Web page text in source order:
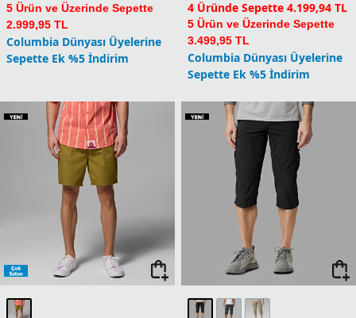
Silver Ridge Utility Erkek
Kargo Şort
5.999,90TL
3 Üründe Sepette 4.199,93 TL
4 Üründe Sepette 3.599,94 TL
5 Ürün ve Üzerinde Sepette
2.999,95 TL
Columbia Dünyası Üyelerine
Sepette Ek %5 İndirim
Yeni
Riptide Retro Erkek Şort
6.999,90TL
2 Üründe Sepette 5.249,93 TL
3 Üründe Sepette 4.899,93 TL
4 Üründe Sepette 4.199,94 TL
5 Ürün ve Üzerinde Sepette
3.499,95 TL
Columbia Dünyası Üyelerine
Sepette Ek %5 İndirim